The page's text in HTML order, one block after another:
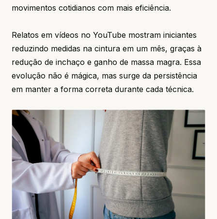
movimentos cotidianos com mais eficiência.
Relatos em vídeos no YouTube mostram iniciantes
reduzindo medidas na cintura em um mês, graças à
redução de inchaço e ganho de massa magra. Essa
evolução não é mágica, mas surge da persistência
em manter a forma correta durante cada técnica.